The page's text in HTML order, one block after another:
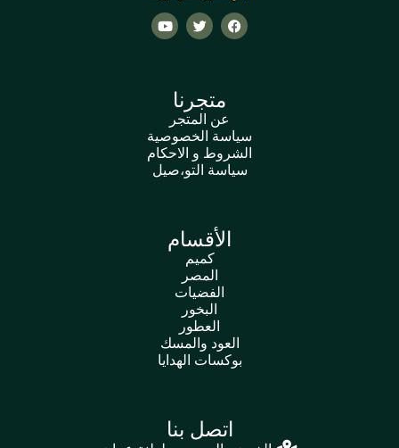
متجرنا
عن المتجر
سياسة الخصوصية
الشروط و الاحكام
سياسة التو،صيل
الأقسام
كميم
المصر
الفضيات
البخور
العطور
العود والمسك
بوكسات الهدايا
اتصل بنا